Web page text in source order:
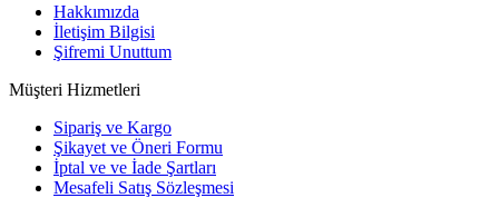
Hakkımızda
İletişim Bilgisi
Şifremi Unuttum
Müşteri Hizmetleri
Sipariş ve Kargo
Şikayet ve Öneri Formu
İptal ve ve İade Şartları
Mesafeli Satış Sözleşmesi